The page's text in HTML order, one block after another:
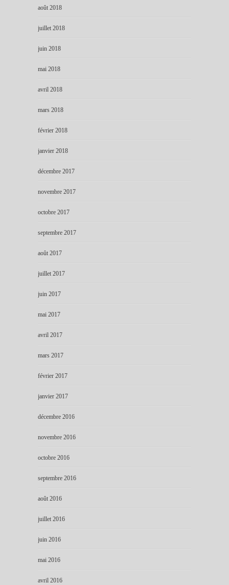
août 2018
juillet 2018
juin 2018
mai 2018
avril 2018
mars 2018
février 2018
janvier 2018
décembre 2017
novembre 2017
octobre 2017
septembre 2017
août 2017
juillet 2017
juin 2017
mai 2017
avril 2017
mars 2017
février 2017
janvier 2017
décembre 2016
novembre 2016
octobre 2016
septembre 2016
août 2016
juillet 2016
juin 2016
mai 2016
avril 2016